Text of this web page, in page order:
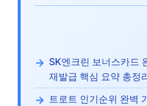
SK엔크린 보너스카드
재발급 핵심 요약 총정
트로트 인기순위 완벽